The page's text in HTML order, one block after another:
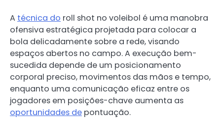
A técnica do roll shot no voleibol é uma manobra
ofensiva estratégica projetada para colocar a
bola delicadamente sobre a rede, visando
espaços abertos no campo. A execução bem-
sucedida depende de um posicionamento
corporal preciso, movimentos das mãos e tempo,
enquanto uma comunicação eficaz entre os
jogadores em posições-chave aumenta as
oportunidades de pontuação.